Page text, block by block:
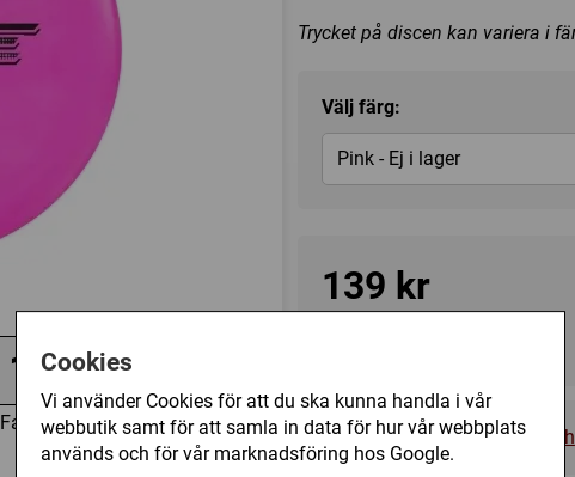
Cookies
Vi använder Cookies för att du ska kunna handla i vår
webbutik samt för att samla in data för hur vår webbplats
används och för vår marknadsföring hos Google.
1
Fade
Trycket på discen kan variera i
Välj färg:
Pink - Ej i lager
139 kr
Kategori(er): Putt & Approach